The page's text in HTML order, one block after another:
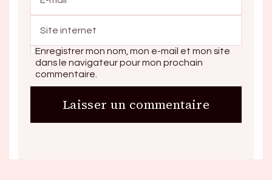
Enregistrer mon nom, mon e-mail et mon site
dans le navigateur pour mon prochain
commentaire.